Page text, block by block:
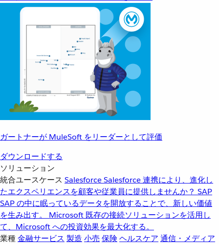
ガートナーが MuleSoft をリーダーとして評価
ダウンロードする
ソリューション
統合ユースケース SalesforceSalesforce 連携により、進化し
たエクスペリエンスを顧客や従業員に提供しませんか？ SAP
SAP の中に眠っているデータを開放することで、新しい価値
を生み出す。
Microsoft 既存の接続ソリューションを活用し
て、Microsoft への投資効果を最大化する。
業種金融サービス 製造 小売 保険 ヘルスケア 通信・メディア